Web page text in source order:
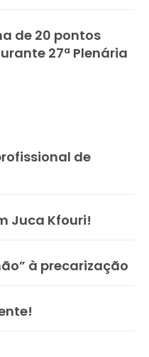
de 20 pontos
27ª Plenária
de
Juca Kfouri!
à precarização